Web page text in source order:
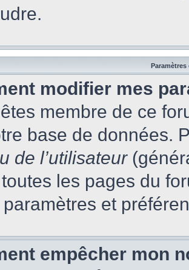
Paramètres
modifier mes
membre de ce
base de données.
de l’utilisateur
les pages du
et
empêcher mon